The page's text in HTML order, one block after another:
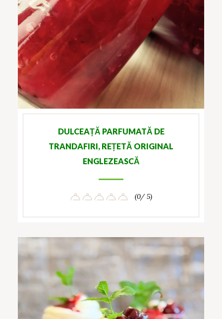
DULCEAȚĂ PARFUMATĂ DE
TRANDAFIRI, REȚETĂ ORIGINAL
ENGLEZEASCĂ
(0/ 5)